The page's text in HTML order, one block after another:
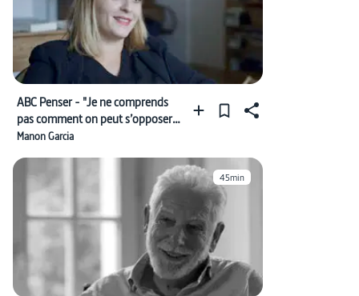
ABC Penser - "Je ne comprends
pas comment on peut s’opposer à
l’égalité des sexes"
Manon Garcia
45min